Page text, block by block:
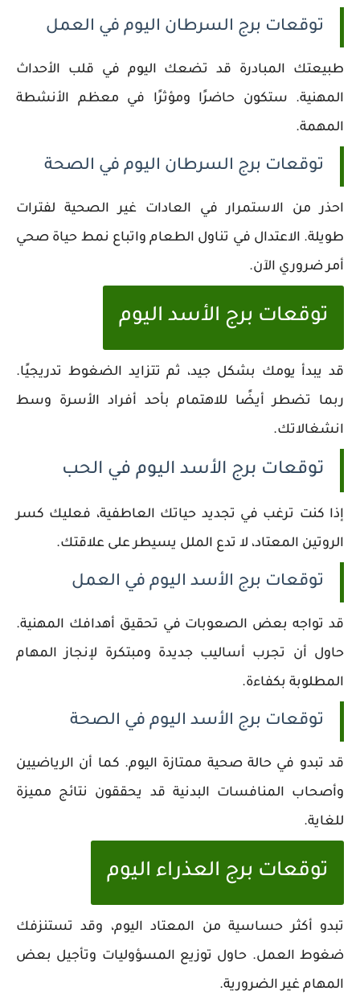
توقعات برج السرطان اليوم في العمل
طبيعتك المبادرة قد تضعك اليوم في قلب الأحداث
المهنية. ستكون حاضرًا ومؤثرًا في معظم الأنشطة
المهمة.
توقعات برج السرطان اليوم في الصحة
احذر من الاستمرار في العادات غير الصحية لفترات
طويلة. الاعتدال في تناول الطعام واتباع نمط حياة صحي
أمر ضروري الآن.
توقعات برج الأسد اليوم
قد يبدأ يومك بشكل جيد، ثم تتزايد الضغوط تدريجيًا.
ربما تضطر أيضًا للاهتمام بأحد أفراد الأسرة وسط
انشغالاتك.
توقعات برج الأسد اليوم في الحب
إذا كنت ترغب في تجديد حياتك العاطفية، فعليك كسر
الروتين المعتاد، لا تدع الملل يسيطر على علاقتك.
توقعات برج الأسد اليوم في العمل
قد تواجه بعض الصعوبات في تحقيق أهدافك المهنية.
حاول أن تجرب أساليب جديدة ومبتكرة لإنجاز المهام
المطلوبة بكفاءة.
توقعات برج الأسد اليوم في الصحة
قد تبدو في حالة صحية ممتازة اليوم. كما أن الرياضيين
وأصحاب المنافسات البدنية قد يحققون نتائج مميزة
للغاية.
توقعات برج العذراء اليوم
تبدو أكثر حساسية من المعتاد اليوم، وقد تستنزفك
ضغوط العمل. حاول توزيع المسؤوليات وتأجيل بعض
المهام غير الضرورية.